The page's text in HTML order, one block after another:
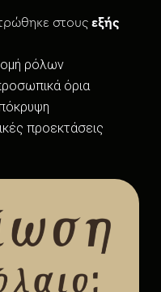
στους εξής
ρόλων
όρια
προεκτάσεις